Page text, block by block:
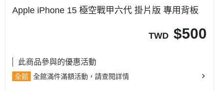
Apple iPhone 15 極空戰甲六代 掛片版 專用背板
TWD $500
此商品參與的優惠活動
全館 全館滿件滿額活動，請查閱詳情